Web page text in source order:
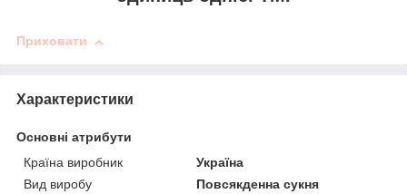
Приховати
Характеристики
Основні атрибути
Країна виробник
Україна
Вид виробу
Повсякденна сукня